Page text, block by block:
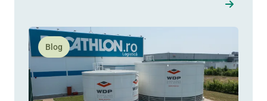
Blog
Lees meer over Samen bouwen aan de toekomst: